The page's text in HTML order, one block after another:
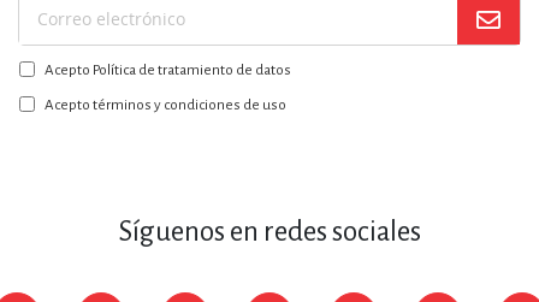
Suscríbase
a
nuestro
boletín:
Acepto Política de tratamiento de datos
Acepto términos y condiciones de uso
Síguenos en redes sociales